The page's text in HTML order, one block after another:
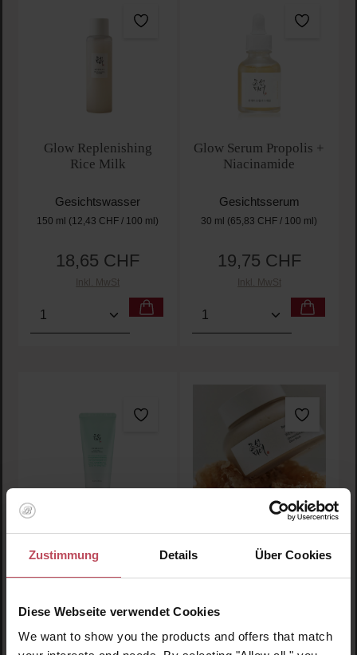
Zustimmung Details Über Cookies
Diese Webseite verwendet Cookies
We want to show you the products and offers that match
Glow Replenishing
Rice Milk
Gesichtswasser
150 ml (12,43 CHF / 100 ml)
Regulärer Preis:
18,65 CHF
Inkl. MwSt
Produkt Anzahl: Gib den gewünschten Wert ein
Glow Serum Propolis +
Niacinamide
Gesichtsserum
30 ml (65,83 CHF / 100 ml)
Regulärer Preis:
19,75 CHF
Inkl. MwSt
Produkt Anzahl: Gib
Cleanser
Honey Glow Mask
150 ml